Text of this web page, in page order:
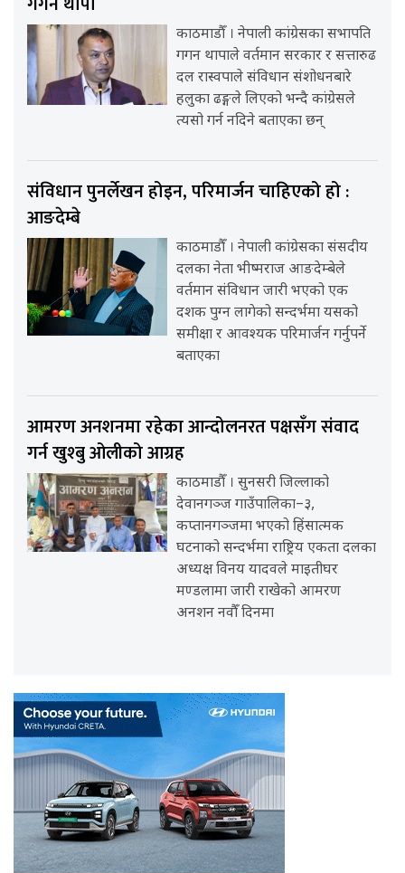
काठमाडौँ । नेपाली कांग्रेसका सभापति
गगन थापाले वर्तमान सरकार र सत्तारुढ
दल रास्वपाले संविधान संशोधनबारे
हलुका ढङ्गले लिएको भन्दै कांग्रेसले
त्यसो गर्न नदिने बताएका छन्
संविधान पुनर्लेखन होइन, परिमार्जन चाहिएको हो :
आङदेम्बे
काठमाडौँ । नेपाली कांग्रेसका संसदीय
दलका नेता भीष्मराज आङदेम्बेले
वर्तमान संविधान जारी भएको एक
दशक पुग्न लागेको सन्दर्भमा यसको
समीक्षा र आवश्यक परिमार्जन गर्नुपर्ने
बताएका
आमरण अनशनमा रहेका आन्दोलनरत पक्षसँग संवाद
गर्न खुश्बु ओलीको आग्रह
काठमाडौँ । सुनसरी जिल्लाको
देवानगञ्ज गाउँपालिका–३,
कप्तानगञ्जमा भएको हिंसात्मक
घटनाको सन्दर्भमा राष्ट्रिय एकता दलका
अध्यक्ष विनय यादवले माइतीघर
मण्डलामा जारी राखेको आमरण
अनशन नवौँ दिनमा